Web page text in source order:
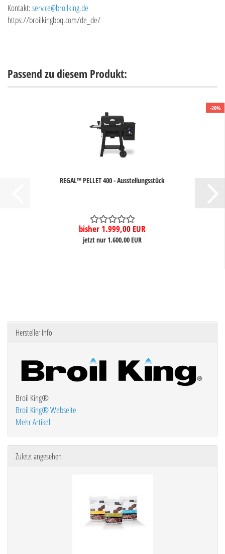
Kontakt:service@broilking.de
https://broilkingbbq.com/de_de/
Passend zu diesem Produkt:
-20%
REGAL™ PELLET 400 - Ausstellungsstück
bisher 1.999,00 EUR
jetzt nur 1.600,00 EUR
Hersteller Info
Broil King®
Broil King® Webseite
Mehr Artikel
Zuletzt angesehen